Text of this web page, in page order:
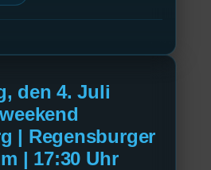
den 4. Juli
| Regensburger
| 17:30 Uhr